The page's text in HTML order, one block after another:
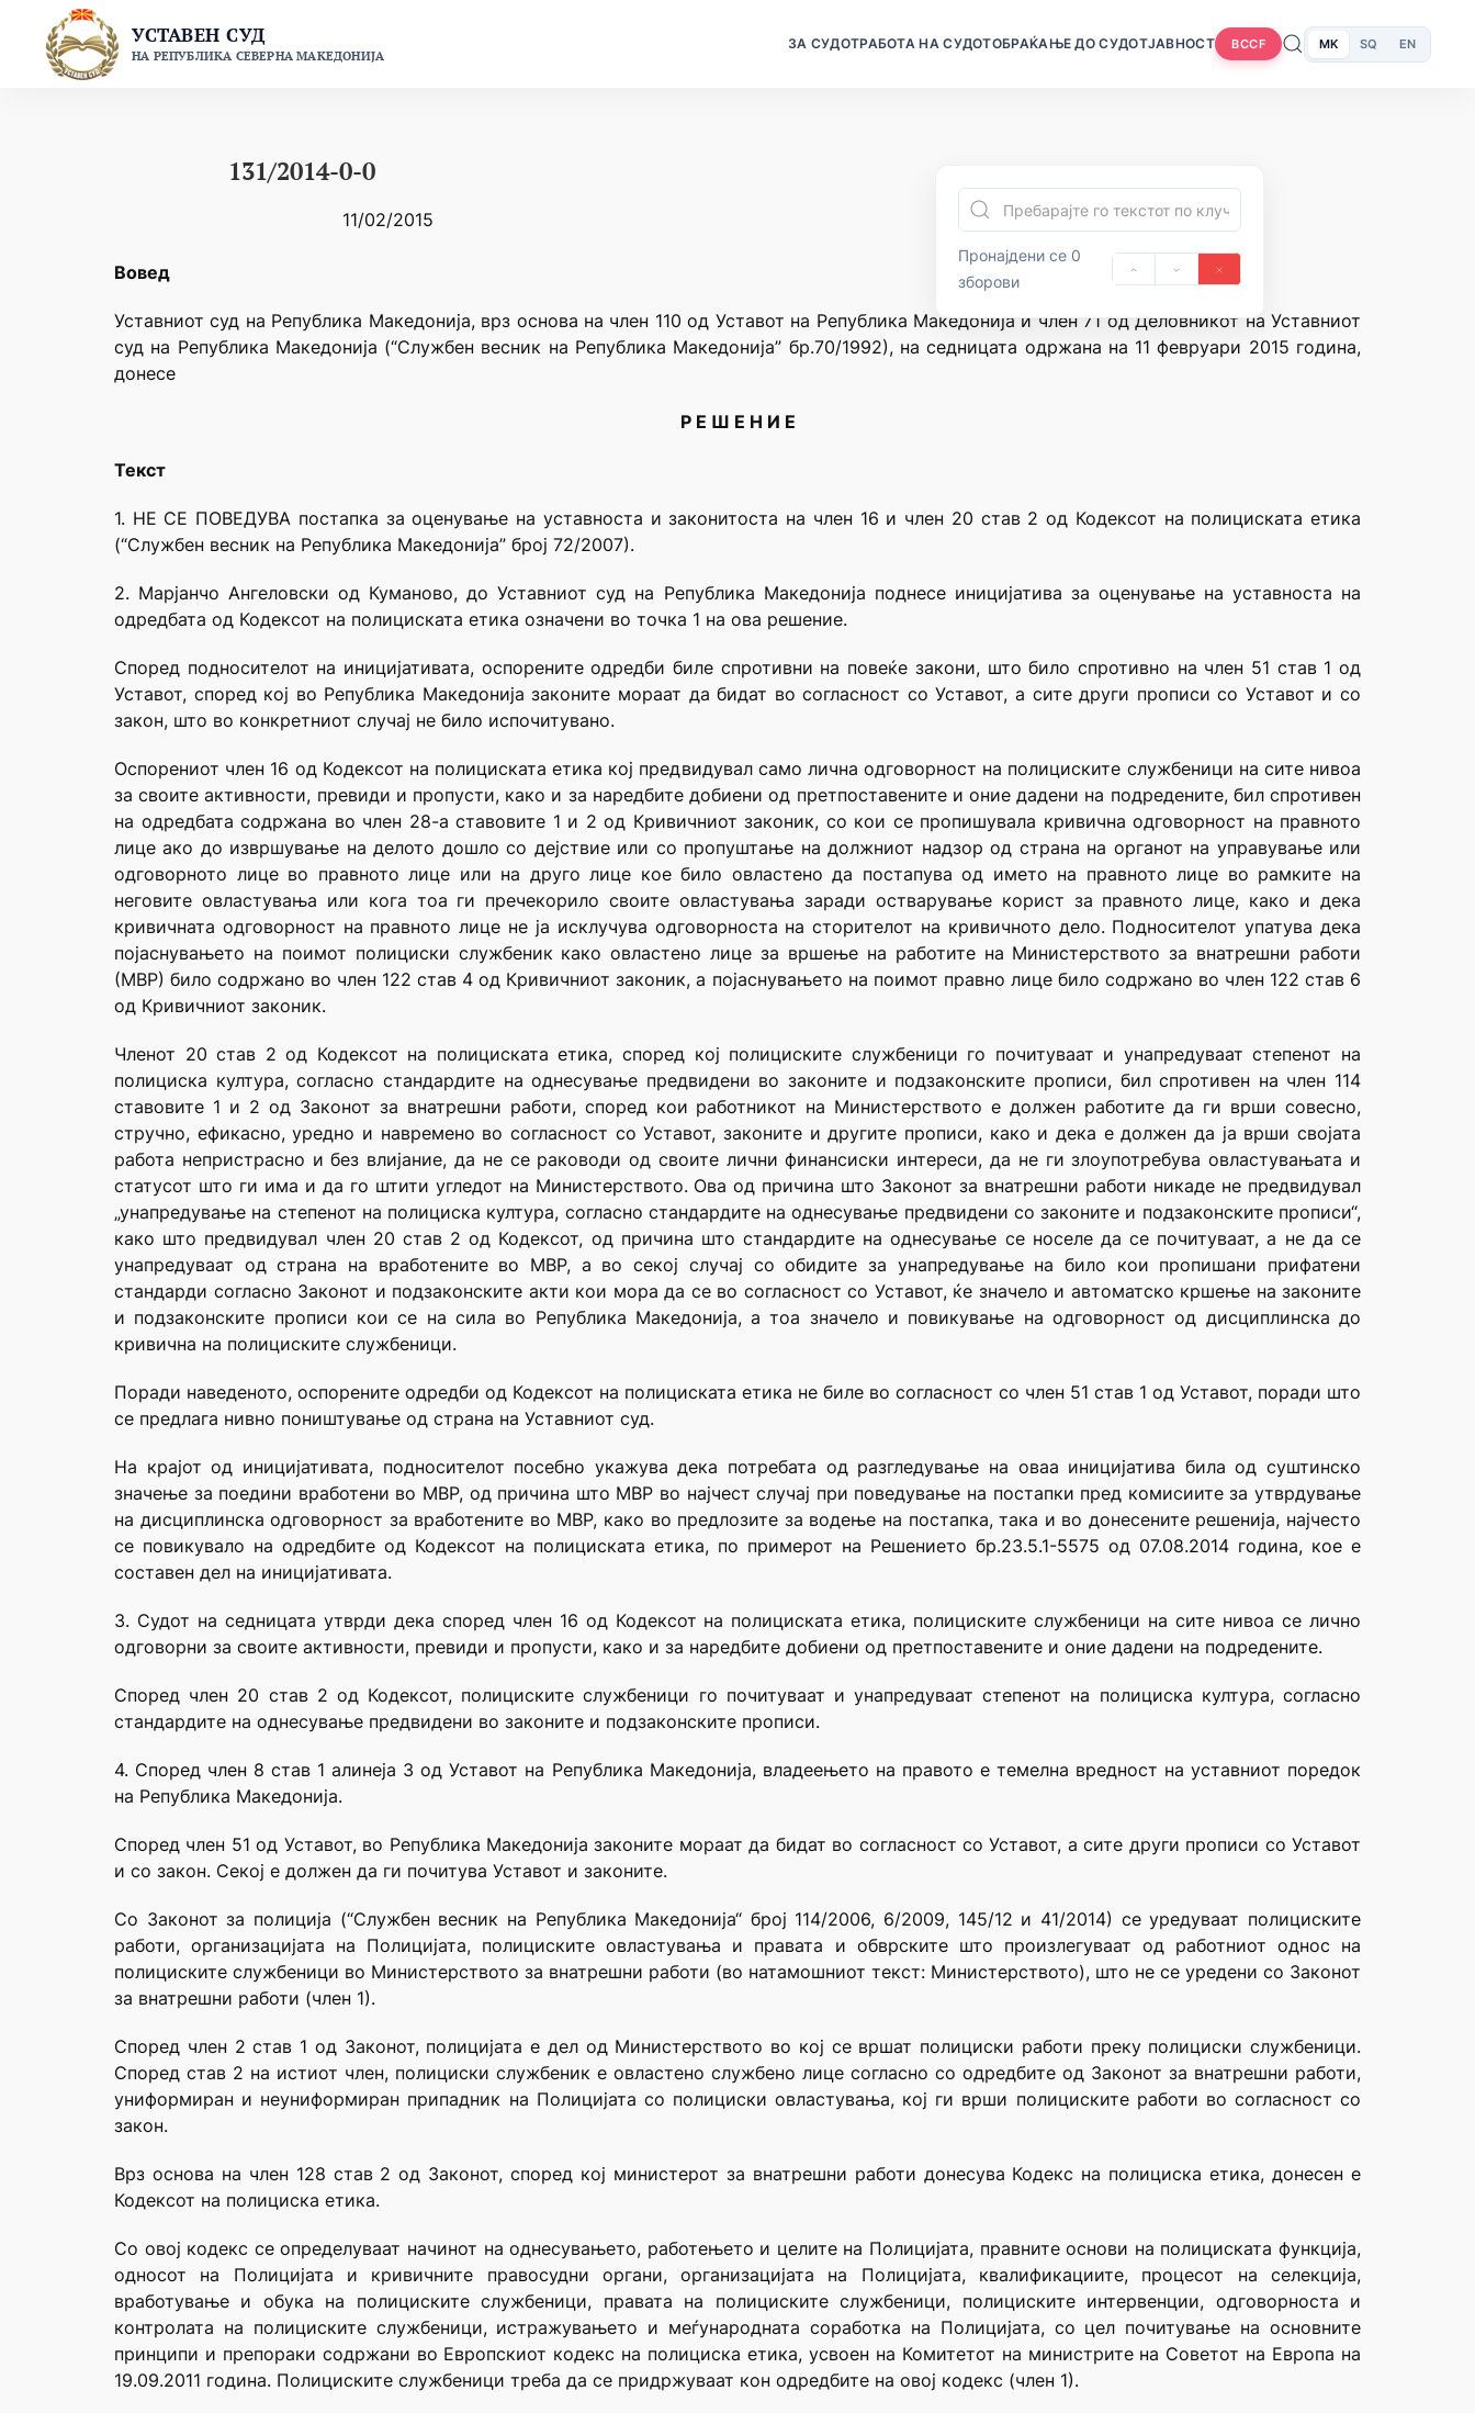
content
УСТАВЕН СУД
НА РЕПУБЛИКА СЕВЕРНА МАКЕДОНИЈА
ЗА СУДОТРАБОТА НА СУДОТОБРАЌАЊЕ ДО СУДОТЈАВНОСТ BCCF MK SQ EN
131/2014-0-0
11/02/2015
Пронајдени се 0
зборови
Вовед
Уставниот суд на Република Македонија, врз основа на член 110 од Уставот на Република Македонија и член 71 од Деловникот на Уставниот
суд на Република Македонија (“Службен весник на Република Македонија” бр.70/1992), на седницата одржана на 11 февруари 2015 година,
донесе
Р Е Ш Е Н И Е
Текст
1. НЕ СЕ ПОВЕДУВА постапка за оценување на уставноста и законитоста на член 16 и член 20 став 2 од Кодексот на полициската етика
(“Службен весник на Република Македонија” број 72/2007).
2. Марјанчо Ангеловски од Куманово, до Уставниот суд на Република Македонија поднесе иницијатива за оценување на уставноста на
одредбата од Кодексот на полициската етика означени во точка 1 на ова решение.
Според подносителот на иницијативата, оспорените одредби биле спротивни на повеќе закони, што било спротивно на член 51 став 1 од
Уставот, според кој во Република Македонија законите мораат да бидат во согласност со Уставот, а сите други прописи со Уставот и со
закон, што во конкретниот случај не било испочитувано.
Оспорениот член 16 од Кодексот на полициската етика кој предвидувал само лична одговорност на полициските службеници на сите нивоа
за своите активности, превиди и пропусти, како и за наредбите добиени од претпоставените и оние дадени на подредените, бил спротивен
на одредбата содржана во член 28-а ставовите 1 и 2 од Кривичниот законик, со кои се пропишувала кривична одговорност на правното
лице ако до извршување на делото дошло со дејствие или со пропуштање на должниот надзор од страна на органот на управување или
одговорното лице во правното лице или на друго лице кое било овластено да постапува од името на правното лице во рамките на
неговите овластувања или кога тоа ги пречекорило своите овластувања заради остварување корист за правното лице, како и дека
кривичната одговорност на правното лице не ја исклучува одговорноста на сторителот на кривичното дело. Подносителот упатува дека
појаснувањето на поимот полициски службеник како овластено лице за вршење на работите на Министерството за внатрешни работи
(МВР) било содржано во член 122 став 4 од Кривичниот законик, а појаснувањето на поимот правно лице било содржано во член 122 став 6
од Кривичниот законик.
Членот 20 став 2 од Кодексот на полициската етика, според кој полициските службеници го почитуваат и унапредуваат степенот на
полициска култура, согласно стандардите на однесување предвидени во законите и подзаконските прописи, бил спротивен на член 114
ставовите 1 и 2 од Законот за внатрешни работи, според кои работникот на Министерството е должен работите да ги врши совесно,
стручно, ефикасно, уредно и навремено во согласност со Уставот, законите и другите прописи, како и дека е должен да ја врши својата
работа непристрасно и без влијание, да не се раководи од своите лични финансиски интереси, да не ги злоупотребува овластувањата и
статусот што ги има и да го штити угледот на Министерството. Ова од причина што Законот за внатрешни работи никаде не предвидувал
„унапредување на степенот на полициска култура, согласно стандардите на однесување предвидени со законите и подзаконските прописи“,
како што предвидувал член 20 став 2 од Кодексот, од причина што стандардите на однесување се носеле да се почитуваат, а не да се
унапредуваат од страна на вработените во МВР, а во секој случај со обидите за унапредување на било кои пропишани прифатени
стандарди согласно Законот и подзаконските акти кои мора да се во согласност со Уставот, ќе значело и автоматско кршење на законите
и подзаконските прописи кои се на сила во Република Македонија, а тоа значело и повикување на одговорност од дисциплинска до
кривична на полициските службеници.
Поради наведеното, оспорените одредби од Кодексот на полициската етика не биле во согласност со член 51 став 1 од Уставот, поради што
се предлага нивно поништување од страна на Уставниот суд.
На крајот од иницијативата, подносителот посебно укажува дека потребата од разгледување на оваа иницијатива била од суштинско
значење за поедини вработени во МВР, од причина што МВР во најчест случај при поведување на постапки пред комисиите за утврдување
на дисциплинска одговорност за вработените во МВР, како во предлозите за водење на постапка, така и во донесените решенија, најчесто
се повикувало на одредбите од Кодексот на полициската етика, по примерот на Решението бр.23.5.1-5575 од 07.08.2014 година, кое е
составен дел на иницијативата.
3. Судот на седницата утврди дека според член 16 од Кодексот на полициската етика, полициските службеници на сите нивоа се лично
одговорни за своите активности, превиди и пропусти, како и за наредбите добиени од претпоставените и оние дадени на подредените.
Според член 20 став 2 од Кодексот, полициските службеници го почитуваат и унапредуваат степенот на полициска култура, согласно
стандардите на однесување предвидени во законите и подзаконските прописи.
4. Според член 8 став 1 алинеја 3 од Уставот на Република Македонија, владеењето на правото е темелна вредност на уставниот поредок
на Република Македонија.
Според член 51 од Уставот, во Република Македонија законите мораат да бидат во согласност со Уставот, а сите други прописи со Уставот
и со закон. Секој е должен да ги почитува Уставот и законите.
Со Законот за полиција (“Службен весник на Република Македонија“ број 114/2006, 6/2009, 145/12 и 41/2014) се уредуваат полициските
работи, организацијата на Полицијата, полициските овластувања и правата и обврските што произлегуваат од работниот однос на
полициските службеници во Министерството за внатрешни работи (во натамошниот текст: Министерството), што не се уредени со Законот
за внатрешни работи (член 1).
Според член 2 став 1 од Законот, полицијата е дел од Министерството во кој се вршат полициски работи преку полициски службеници.
Според став 2 на истиот член, полициски службеник е овластено службено лице согласно со одредбите од Законот за внатрешни работи,
униформиран и неуниформиран припадник на Полицијата со полициски овластувања, кој ги врши полициските работи во согласност со
закон.
Врз основа на член 128 став 2 од Законот, според кој министерот за внатрешни работи донесува Кодекс на полициска етика, донесен е
Кодексот на полициска етика.
Со овој кодекс се определуваат начинот на однесувањето, работењето и целите на Полицијата, правните основи на полициската функција,
односот на Полицијата и кривичните правосудни органи, организацијата на Полицијата, квалификациите, процесот на селекција,
вработување и обука на полициските службеници, правата на полициските службеници, полициските интервенции, одговорноста и
контролата на полициските службеници, истражувањето и меѓународната соработка на Полицијата, со цел почитување на основните
принципи и препораки содржани во Европскиот кодекс на полициска етика, усвоен на Комитетот на министрите на Советот на Европа на
19.09.2011 година. Полициските службеници треба да се придржуваат кон одредбите на овој кодекс (член 1).